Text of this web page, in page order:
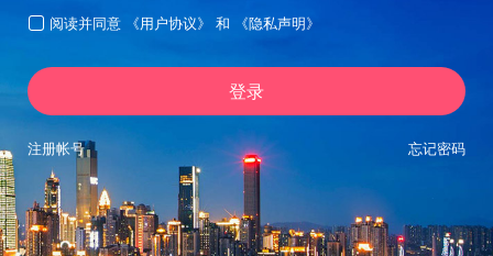
 阅读并同意 《用户协议》 和 《隐私声明》
登录
忘记密码
注册帐号